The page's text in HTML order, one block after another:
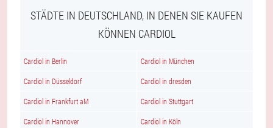
STÄDTE IN DEUTSCHLAND, IN DENEN SIE KAUFEN
KÖNNEN CARDIOL
Cardiol in Berlin Cardiol in München
Cardiol in Düsseldorf Cardiol in dresden
Cardiol in Frankfurt aM Cardiol in Stuttgart
Cardiol in Hannover Cardiol in Köln